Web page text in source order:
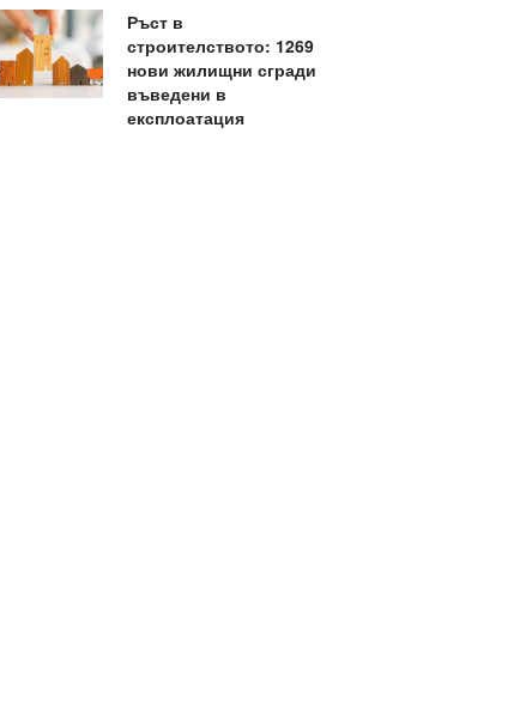
Ръст в
строителството: 1269
нови жилищни сгради
въведени в
експлоатация